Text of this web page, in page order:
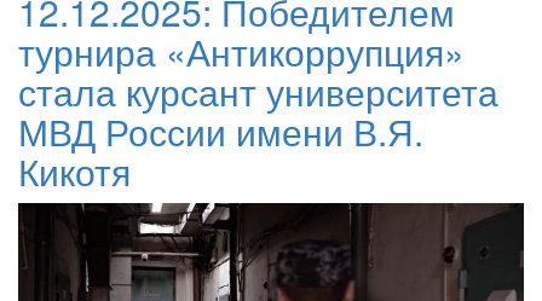
12.12.2025: Победителем
турнира «Антикоррупция»
стала курсант университета
МВД России имени В.Я.
Кикотя